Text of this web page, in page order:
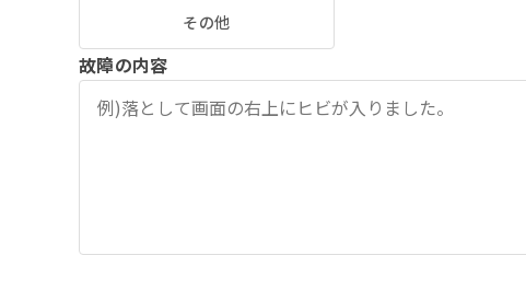
その他
故障の内容